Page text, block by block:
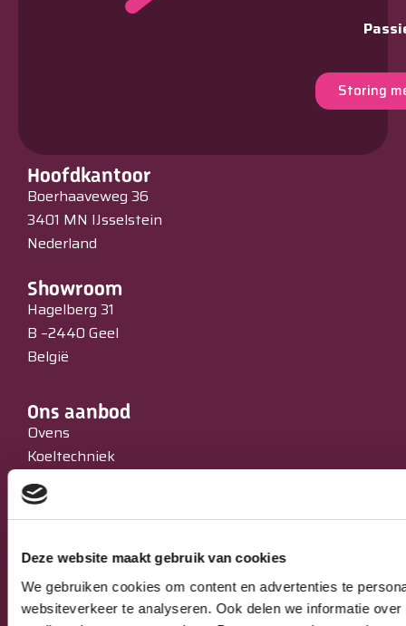
Deze website maakt gebruik van cookies
We gebruiken cookies om content en advertenties te
websiteverkeer te analyseren. Ook delen we informatie
Storing
Hoofdkantoor
Boerhaaveweg 36
3401 MN IJsselstein
Nederland
Showroom
Hagelberg 31
B –2440 Geel
België
Ons aanbod
Ovens
Koeltechniek
Bakkerijmachines
IJssalons
Verkoopautomaten
Occasions